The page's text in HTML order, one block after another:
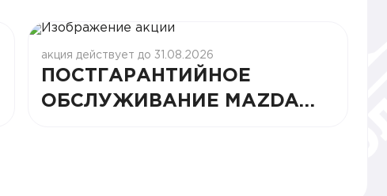
акция действует до 31.08.2026
ПОСТГАРАНТИЙНОЕ
ОБСЛУЖИВАНИЕ MAZDA